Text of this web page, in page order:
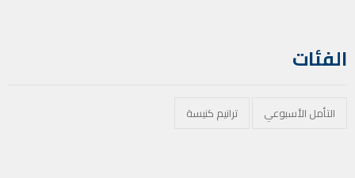
الفئات
التأمل الأسبوعي ترانيم كنيسة